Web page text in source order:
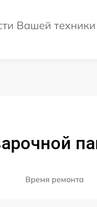
Вашей
Время ремонта